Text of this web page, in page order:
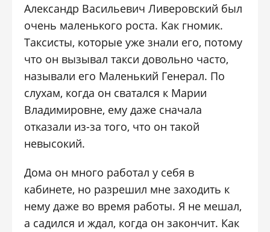
Александр Васильевич Ливеровский был
очень маленького роста. Как гномик.
Таксисты, которые уже знали его, потому
что он вызывал такси довольно часто,
называли его Маленький Генерал. По
слухам, когда он сватался к Марии
Владимировне, ему даже сначала
отказали из-за того, что он такой
невысокий.
Дома он много работал у себя в
кабинете, но разрешил мне заходить к
нему даже во время работы. Я не мешал,
а садился и ждал, когда он закончит. Как